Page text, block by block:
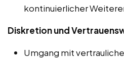
kontinuierlicher
Diskretion und
Umgang mit